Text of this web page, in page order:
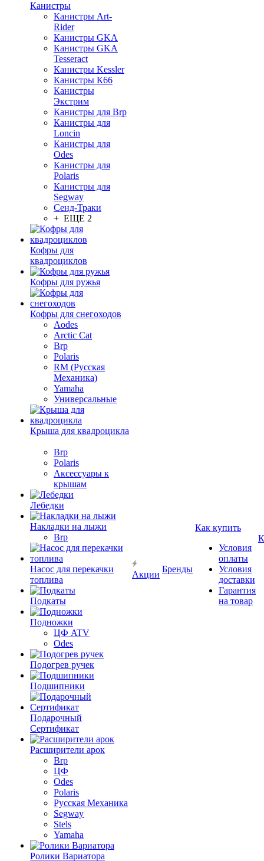
Канистры
Канистры Art-
Rider
Канистры GKA
Канистры GKA
Tesseract
Канистры Kessler
Канистры К66
Канистры
Экстрим
Канистры для Brp
Канистры для
Loncin
Канистры для
Odes
Канистры для
Polaris
Канистры для
Segway
Сенд-Траки
+ ЕЩЕ 2
Кофры для
квадроциклов
Кофры для ружья
Кофры для снегоходов
Aodes
Arctic Cat
Brp
Polaris
RM (Русская
Механика)
Yamaha
Универсальные
Крыша для квадроцикла
Brp
Polaris
Аксессуары к
крышам
Лебедки
Накладки на лыжи
Brp
Насос для перекачки
топлива
Подкаты
Подножки
ЦФ ATV
Odes
Подогрев ручек
Подшипники
Подарочный
Сертификат
Расширители арок
Brp
ЦФ
Odes
Polaris
Русская Механика
Segway
Stels
Yamaha
Ролики Вариатора
Акции
Бренды
Как купить
Условия
оплаты
Условия
доставки
Гарантия
на товар